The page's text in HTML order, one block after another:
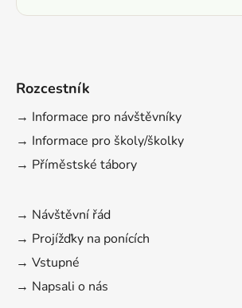
Rozcestník
→ Informace pro návštěvníky
→ Informace pro školy/školky
→ Příměstské tábory
→ Návštěvní řád
→ Projížďky na ponících
→ Vstupné
→ Napsali o nás